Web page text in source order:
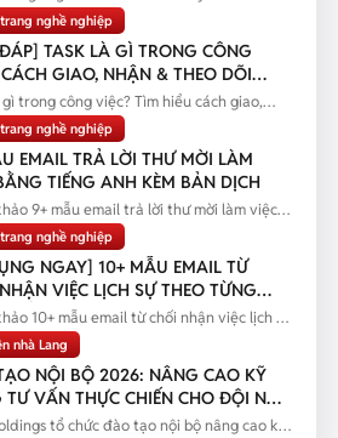
lúc, nhận...
nghề nghiệp
TASK LÀ GÌ TRONG CÔNG
CÁCH GIAO, NHẬN & THEO DÕI
gì trong công việc? Tìm hiểu cách giao,
theo dõi task...
nghề nghiệp
EMAIL TRẢ LỜI THƯ MỜI LÀM
TIẾNG ANH KÈM BẢN DỊCH
9+ mẫu email trả lời thư mời làm việc
Anh kèm bản...
nghề nghiệp
NGAY] 10+ MẪU EMAIL TỪ
VIỆC LỊCH SỰ THEO TỪNG
10+ mẫu email từ chối nhận việc lịch sự
tình huống...
nhà Lang
NỘI BỘ 2026: NÂNG CAO KỸ
VẤN THỰC CHIẾN CHO ĐỘI NGŨ
tổ chức đào tạo nội bộ nâng cao kỹ